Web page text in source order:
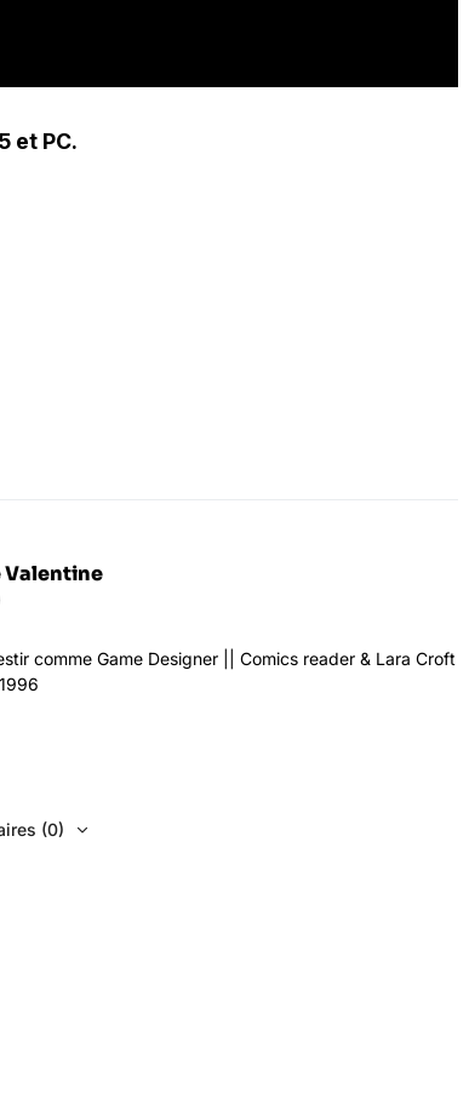
et PC.
Valentine
comme Game Designer || Comics reader & Lara Croft
(0)